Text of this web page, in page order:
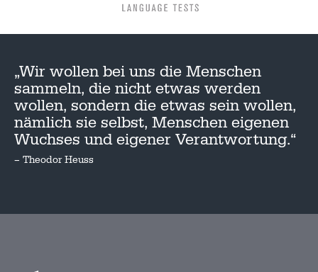
„Wir wollen bei uns die Menschen
sammeln, die nicht etwas werden
wollen, sondern die etwas sein wollen,
nämlich sie selbst, Menschen eigenen
Wuchses und eigener Verantwortung.“
– Theodor Heuss